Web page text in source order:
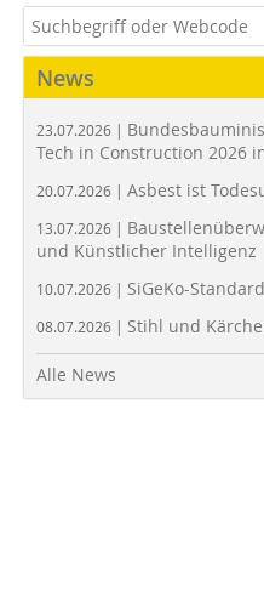
News
23.07.2026 |
Tech in Construction 2026
20.07.2026 | Asbest ist
13.07.2026 |
und Künstlicher Intelligenz
10.07.2026 | SiGeKo-
08.07.2026 | Stihl und
Alle News